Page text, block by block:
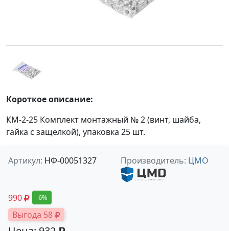
Короткое описание:
КМ-2-25 Комплект монтажный № 2 (винт, шайба,
гайка с защелкой), упаковка 25 шт.
Артикул: НФ-00051327 Производитель: ЦМО
990 -6%
Выгода 58